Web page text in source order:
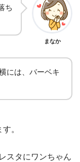
ち
まなか
には、バーベキ
。
スタにワンちゃん